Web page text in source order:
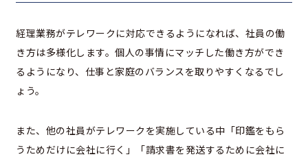
経理業務がテレワークに対応できるようになれば、社員の働
き方は多様化します。個人の事情にマッチした働き方ができ
るようになり、仕事と家庭のバランスを取りやすくなるでし
ょう。
また、他の社員がテレワークを実施している中「印鑑をもら
うためだけに会社に行く」「請求書を発送するために会社に